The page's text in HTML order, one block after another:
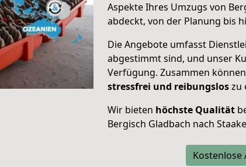
Aspekte Ihres Umzugs von
abdeckt, von der Planung bis
Die Angebote umfasst
abgestimmt sind, und unser
Verfügung. Zusammen
stressfrei und reibungsloszu
Wir bieten höchste Qualität
Bergisch Gladbach nach
Kostenlose